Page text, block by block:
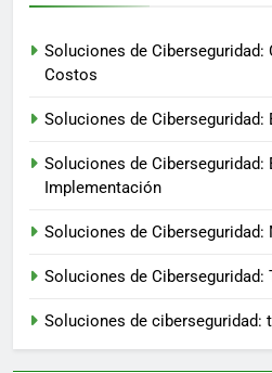
Soluciones de Ciberseguridad:
Costos
Soluciones de Ciberseguridad:
Soluciones de Ciberseguridad:
Implementación
Soluciones de Ciberseguridad:
Soluciones de Ciberseguridad:
Soluciones de ciberseguridad: